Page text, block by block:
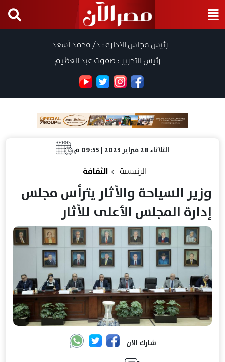
رئيس مجلس الادارة : د/ محمد أسعد
رئيس التحرير : صفوت عبد العظيم
الثلاثاء 28 فبراير 2023 | 09:55 م
الرئيسية الثقافة
وزير السياحة والآثار يترأس مجلس
إدارة المجلس الأعلى للآثار
شارك الان